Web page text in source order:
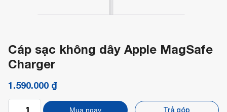
Cáp sạc không dây Apple MagSafe
Charger
1.590.000 ₫
Mua ngay Trả góp